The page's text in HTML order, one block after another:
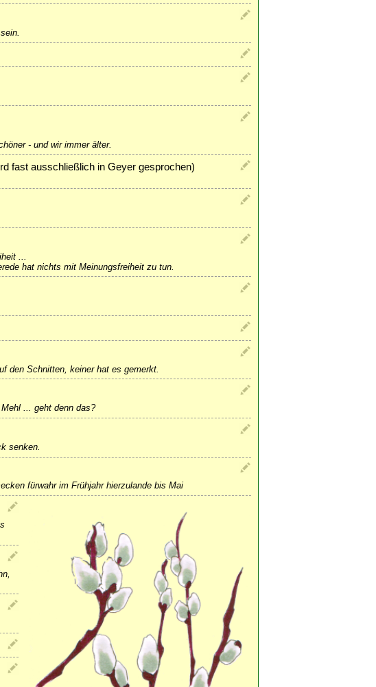
- und wir immer älter.
fast ausschließlich in Geyer gesprochen)
...
hat nichts mit Meinungsfreiheit zu tun.
den Schnitten, keiner hat es gemerkt.
... geht denn das?
senken.
fürwahr im Frühjahr hierzulande bis Mai